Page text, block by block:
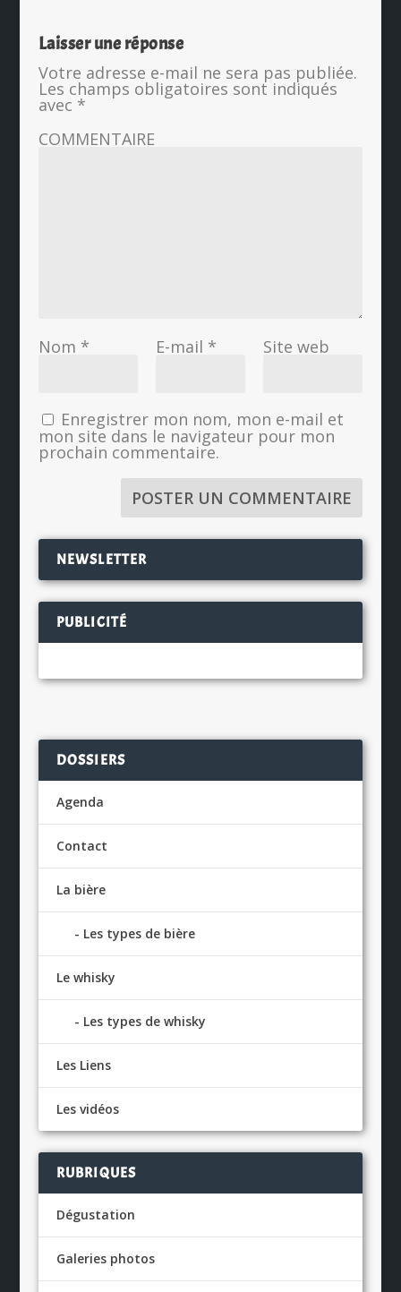
Laisser une réponse
Votre adresse e-mail ne sera pas publiée.
Les champs obligatoires sont indiqués
avec *
COMMENTAIRE
Nom * E-mail * Site web
Enregistrer mon nom, mon e-mail et
mon site dans le navigateur pour mon
prochain commentaire.
NEWSLETTER
PUBLICITÉ
DOSSIERS
Agenda
Contact
La bière
Les types de bière
Le whisky
Les types de whisky
Les Liens
Les vidéos
RUBRIQUES
Dégustation
Galeries photos